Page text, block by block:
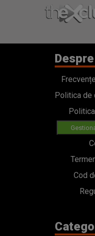
Politica de
Cod